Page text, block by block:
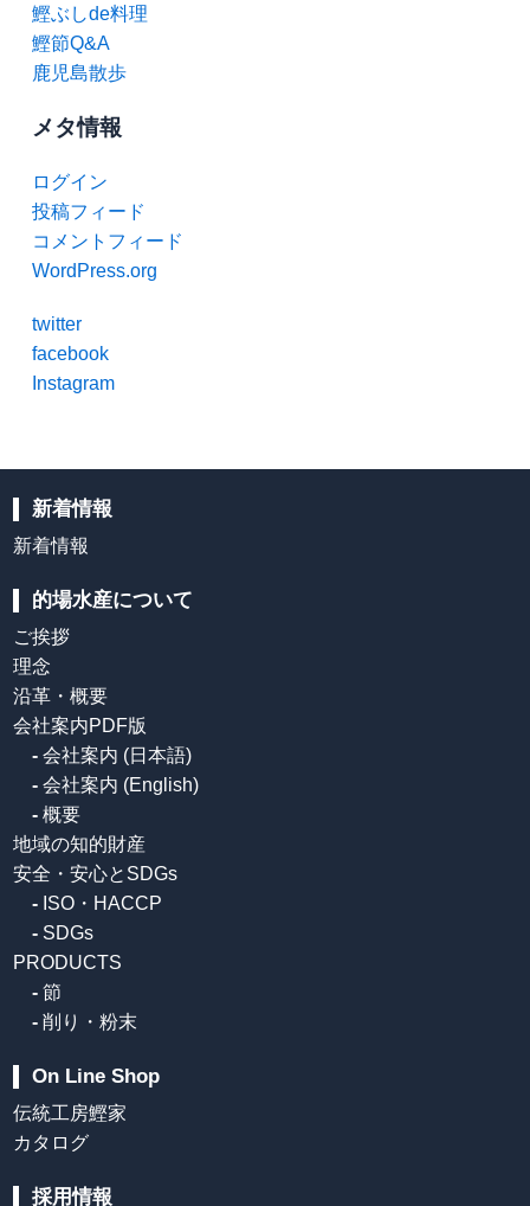
鰹ぶしde料理
鰹節Q&A
鹿児島散歩
メタ情報
ログイン
投稿フィード
コメントフィード
WordPress.org
twitter
facebook
Instagram
新着情報
新着情報
的場水産について
ご挨拶
理念
沿革・概要
会社案内PDF版
- 会社案内 (日本語)
- 会社案内 (English)
- 概要
地域の知的財産
安全・安心とSDGs
- ISO・HACCP
- SDGs
PRODUCTS
- 節
- 削り・粉末
On Line Shop
伝統工房鰹家
カタログ
採用情報